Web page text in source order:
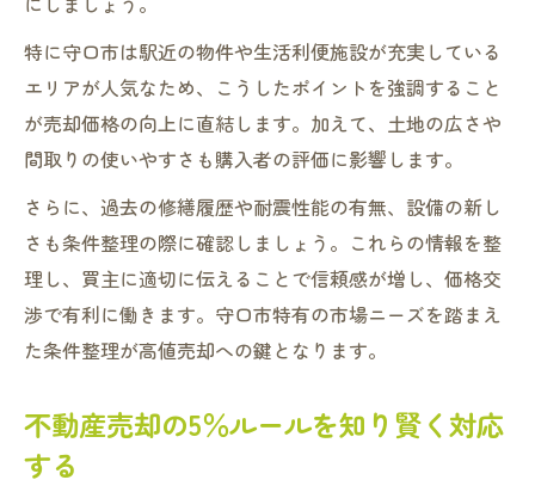
特に守口市は駅近の物件や生活利便施設が充実している
エリアが人気なため、こうしたポイントを強調すること
が売却価格の向上に直結します。加えて、土地の広さや
間取りの使いやすさも購入者の評価に影響します。
さらに、過去の修繕履歴や耐震性能の有無、設備の新し
さも条件整理の際に確認しましょう。これらの情報を整
理し、買主に適切に伝えることで信頼感が増し、価格交
渉で有利に働きます。守口市特有の市場ニーズを踏まえ
た条件整理が高値売却への鍵となります。
不動産売却の5％ルールを知り賢く対応
する